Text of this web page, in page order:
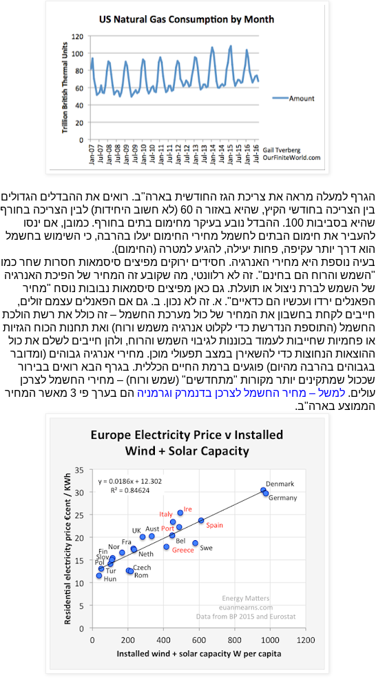
הגרף למעלה מראה את צריכת הגז החודשית בארה"ב. רואים את ההבדלים הגדולים
בין הצריכה בחודשי הקיץ, שהיא באזור ה 60 (לא חשוב היחידות) לבין הצריכה בחורף
שהיא בסביבות 100. ההבדל נובע בעיקר מחימום בתים בחורף. כמובן, אם ינסו
להעביר את חימום הבתים לחשמל מחירי החימום יעלו בהרבה, כי השימוש בחשמל
הוא דרך יותר עקיפה, פחות יעילה, להגיע למטרה (החימום).
בעיה נוספת היא מחירי האנרגיה. חסידים ירוקים מפיצים סיסמאות חסרות שחר כמו
"השמש והרוח הם בחינם". זה לא רלוונטי, מה שקובע זה המחיר של הפיכת האנרגיה
של השמש לברת ניצול או תועלת. גם כאן מפיצים סיסמאות נבובות נוסח "מחיר
הפאנלים ירדו ועכשיו הם כדאיים". א. זה לא נכון. ב. גם אם הפאנלים עצמם זולים,
חייבים לקחת בחשבון את המחיר של כול מערכת החשמל – זה כולל את רשת הולכת
החשמל (התוספת הנדרשת כדי לקלוט אנרגיה משמש ורוח) ואת תחנות הכוח הגזיות
או פחמיות שחייבות לעמוד בכוננות לגיבוי השמש והרוח, ולהן חייבים לשלם את כול
ההוצאות הנחוצות כדי להשאירן במצב תפעולי מוכן. מחירי אנרגיה גבוהים (ומדובר
בגבוהים בהרבה מהיום) פוגעים ברמת החיים הכללית. בגרף הבא רואים בבירור
שככול שמתקינים יותר מקורות "מתחדשים" (שמש ורוח) – מחירי החשמל לצרכן
עולים. למשל – מחיר החשמל לצרכן בדנמרק וגרמניה
הם בערך פי 3 מאשר המחיר
הממוצע בארה"ב.